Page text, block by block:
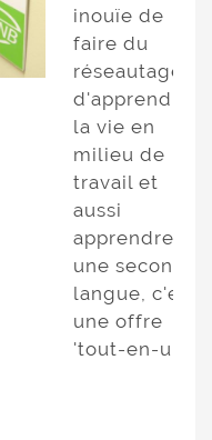
inouïe de
faire du
réseautage,
d'apprendre
la vie en
milieu de
travail et
aussi
apprendre
une seconde
langue, c'est
une offre
'tout-en-un' !»